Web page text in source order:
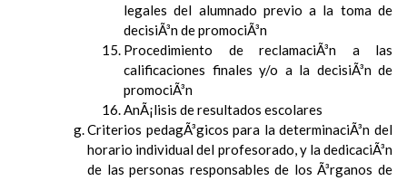
legales del alumnado previo a la toma de
decisiÃ³n de promociÃ³n
Procedimiento de reclamaciÃ³n a las
calificaciones finales y/o a la decisiÃ³n de
promociÃ³n
AnÃ¡lisis de resultados escolares
Criterios pedagÃ³gicos para la determinaciÃ³n del
horario individual del profesorado, y la dedicaciÃ³n
de las personas responsables de los Ã³rganos de